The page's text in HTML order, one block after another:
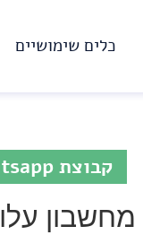
כלים שימושיים
קבוצת Whatsapp
מחשבון